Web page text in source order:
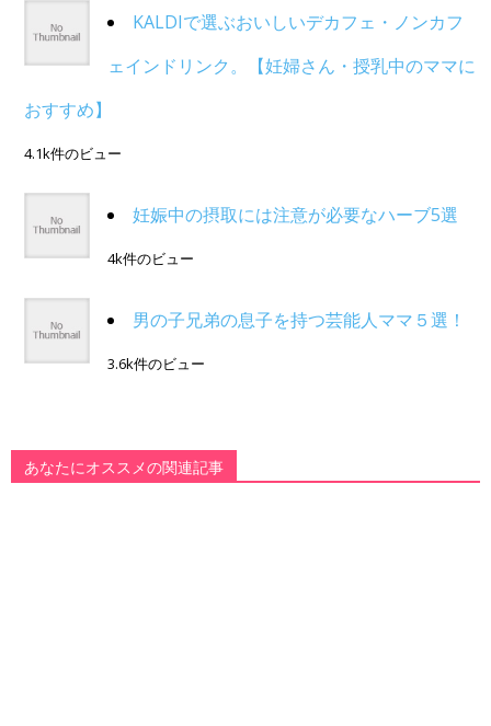
KALDIで選ぶおいしいデカフェ・ノンカフ
ェインドリンク。【妊婦さん・授乳中のママに
おすすめ】
4.1k件のビュー
妊娠中の摂取には注意が必要なハーブ5選
4k件のビュー
男の子兄弟の息子を持つ芸能人ママ５選！
3.6k件のビュー
あなたにオススメの関連記事